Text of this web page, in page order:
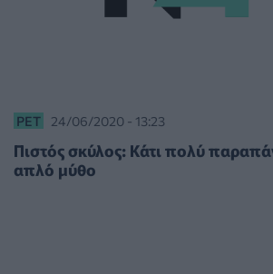
PET 24/06/2020 - 13:23
Πιστός σκύλος: Κάτι πολύ
απλό μύθο